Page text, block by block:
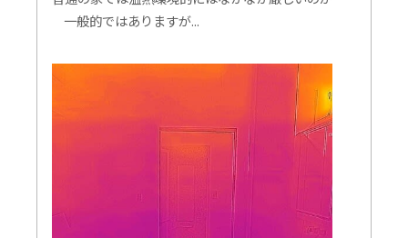
一般的ではありますが...